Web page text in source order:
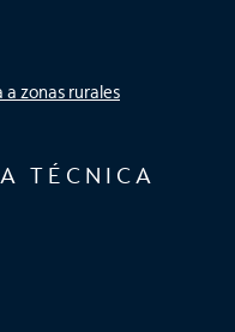
a zonas rurales
TÉCNICA